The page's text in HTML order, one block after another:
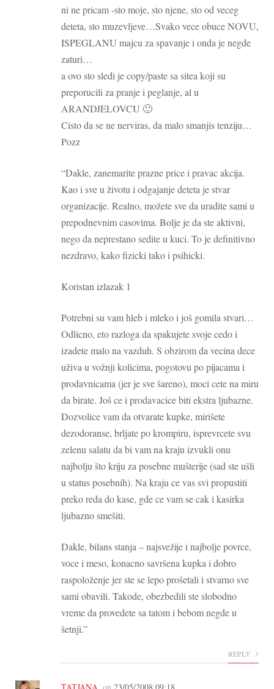
ni ne pricam -sto moje, sto njene, sto od veceg
deteta, sto muzevljeve…Svako vece obuce NOVU,
ISPEGLANU majcu za spavanje i onda je negde
zaturi…
a ovo sto sledi je copy/paste sa sitea koji su
preporucili za pranje i peglanje, al u
ARANDJELOVCU 🙂
Cisto da se ne nerviras, da malo smanjis tenziju…
Pozz
“Dakle, zanemarite prazne price i pravac akcija.
Kao i sve u životu i odgajanje deteta je stvar
organizacije. Realno, možete sve da uradite sami u
prepodnevnim casovima. Bolje je da ste aktivni,
nego da neprestano sedite u kuci. To je definitivno
nezdravo, kako fizicki tako i psihicki.
Koristan izlazak 1
Potrebni su vam hleb i mleko i još gomila stvari…
Odlicno, eto razloga da spakujete svoje cedo i
izadete malo na vazduh. S obzirom da vecina dece
uživa u vožnji kolicima, pogotovu po pijacama i
prodavnicama (jer je sve šareno), moci cete na miru
da birate. Još ce i prodavacice biti ekstra ljubazne.
Dozvolice vam da otvarate kupke, mirišete
dezodoranse, brljate po krompiru, isprevrcete svu
zelenu salatu da bi vam na kraju izvukli onu
najbolju što kriju za posebne mušterije (sad ste ušli
u status posebnih). Na kraju ce vas svi propustiti
preko reda do kase, gde ce vam se cak i kasirka
ljubazno smešiti.
Dakle, bilans stanja – najsvežije i najbolje povrce,
voce i meso, konacno savršena kupka i dobro
raspoloženje jer ste se lepo prošetali i stvarno sve
sami obavili. Takode, obezbedili ste slobodno
vreme da provedete sa tatom i bebom negde u
šetnji.”
REPLY